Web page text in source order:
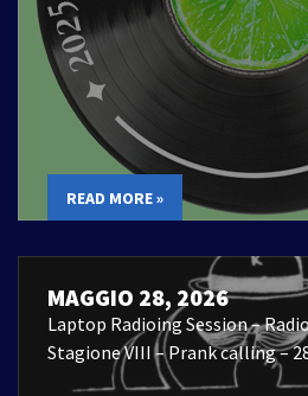
READ MORE »
MAGGIO 28, 2026
Laptop Radioing Session –
Stagione VIII – Prank calling –